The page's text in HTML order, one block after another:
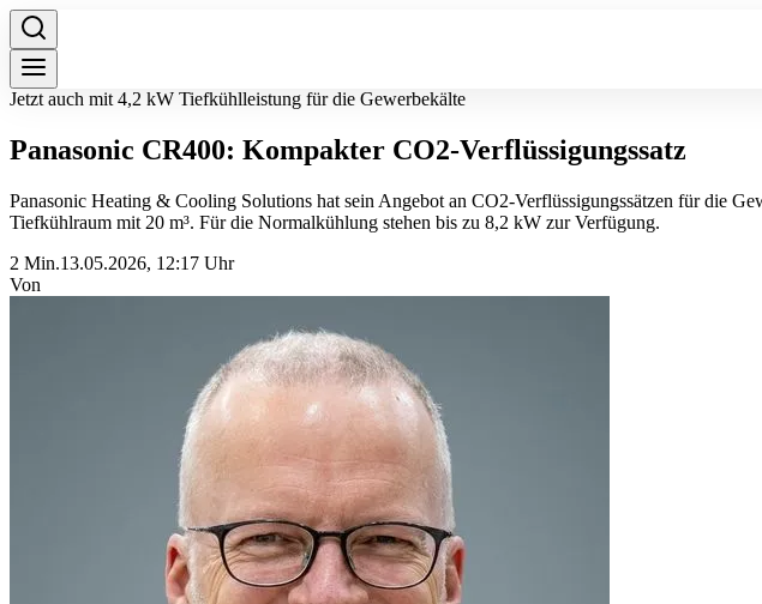
Jetzt auch mit 4,2 kW Tiefkühlleistung für die Gewerbekälte
Panasonic CR400: Kompakter CO2-Verflüssigungssatz
Panasonic Heating & Cooling Solutions hat sein Angebot an CO2-Verflüssigungssätzen für die
Tiefkühlraum mit 20 m³. Für die Normalkühlung stehen bis zu 8,2 kW zur Verfügung.
2 Min.13.05.2026, 12:17 Uhr
Von